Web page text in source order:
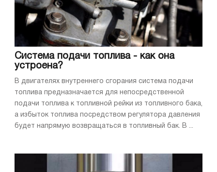
Система подачи топлива - как она
устроена?
В двигателях внутреннего сгорания система подачи
топлива предназначается для непосредственной
подачи топлива к топливной рейки из топливного бака,
а избыток топлива посредством регулятора давления
будет напрямую возвращаться в топливный бак. В ...